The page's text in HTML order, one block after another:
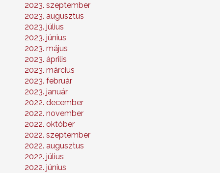
2023. szeptember
2023. augusztus
2023. július
2023. június
2023. május
2023. április
2023. március
2023. február
2023. január
2022. december
2022. november
2022. október
2022. szeptember
2022. augusztus
2022. július
2022. június